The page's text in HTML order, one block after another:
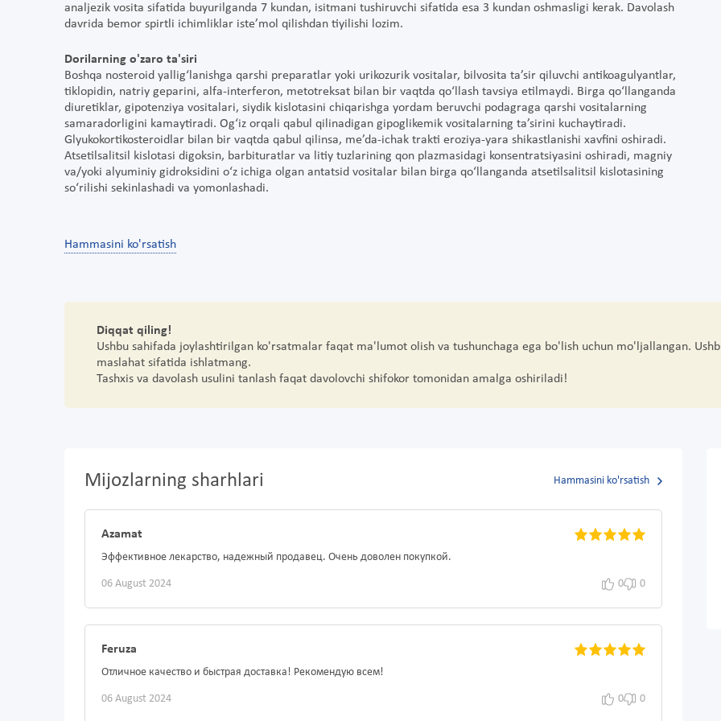
analjezik vosita sifatida buyurilganda 7 kundan, isitmani tushiruvchi sifatida esa 3 kundan oshmasligi kerak. Davolash
davrida bemor spirtli ichimliklar iste’mol qilishdan tiyilishi lozim.
Dorilarning o'zaro ta'siri
Boshqa nosteroid yallig‘lanishga qarshi preparatlar yoki urikozurik vositalar, bilvosita ta’sir qiluvchi antikoagulyantlar,
tiklopidin, natriy geparini, alfa-interferon, metotreksat bilan bir vaqtda qo‘llash tavsiya etilmaydi. Birga qo‘llanganda
diuretiklar, gipotenziya vositalari, siydik kislotasini chiqarishga yordam beruvchi podagraga qarshi vositalarning
samaradorligini kamaytiradi. Og‘iz orqali qabul qilinadigan gipoglikemik vositalarning ta’sirini kuchaytiradi.
Glyukokortikosteroidlar bilan bir vaqtda qabul qilinsa, me’da-ichak trakti eroziya-yara shikastlanishi xavfini oshiradi.
Atsetilsalitsil kislotasi digoksin, barbituratlar va litiy tuzlarining qon plazmasidagi konsentratsiyasini oshiradi, magniy
va/yoki alyuminiy gidroksidini o‘z ichiga olgan antatsid vositalar bilan birga qo‘llanganda atsetilsalitsil kislotasining
so‘rilishi sekinlashadi va yomonlashadi.
Hammasini ko'rsatish
Diqqat qiling!
Ushbu sahifada joylashtirilgan ko'rsatmalar faqat ma'lumot olish va tushunchaga ega bo'lish uchun mo'ljallangan.
maslahat sifatida ishlatmang.
Tashxis va davolash usulini tanlash faqat davolovchi shifokor tomonidan amalga oshiriladi!
Mijozlarning sharhlari Hammasini ko'rsatish
Azamat
Эффективное лекарство, надежный продавец. Очень доволен покупкой.
06 August 2024 0 0
Feruza
Отличное качество и быстрая доставка! Рекомендую всем!
06 August 2024 0 0